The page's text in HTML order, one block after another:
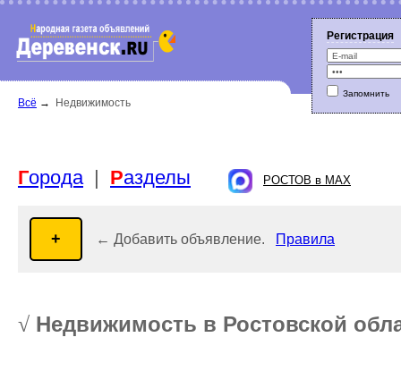
Всё → Недвижимость
Регистрация
Запомнить
орода |Разделы
РОСТОВ в MAX
← Добавить объявление. Правила
√ Недвижимость в Ростовской